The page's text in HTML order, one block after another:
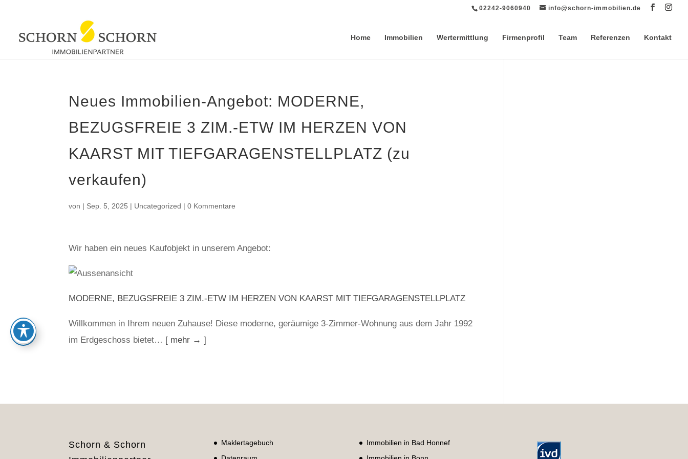
02242-9060940 info@schorn-immobilien.de
Home Immobilien Wertermittlung Firmenprofil Team Referenzen Kontakt
Neues Immobilien-Angebot: MODERNE,
BEZUGSFREIE 3 ZIM.-ETW IM HERZEN VON
KAARST MIT TIEFGARAGENSTELLPLATZ (zu
verkaufen)
von | Sep. 5, 2025 | Uncategorized |0 Kommentare
Wir haben ein neues Kaufobjekt in unserem Angebot:
MODERNE, BEZUGSFREIE 3 ZIM.-ETW IM HERZEN VON KAARST MIT TIEFGARAGENSTELLPLATZ
Willkommen in Ihrem neuen Zuhause! Diese moderne, geräumige 3-Zimmer-Wohnung aus dem Jahr 1992
im Erdgeschoss bietet… [ mehr → ]
Schorn & Schorn
Maklertagebuch
Immobilien in Bad Honnef